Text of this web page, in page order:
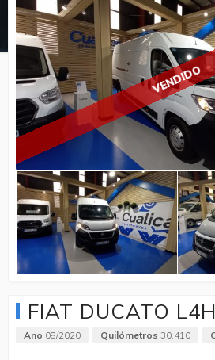
VENDIDO
FIAT DUCATO
Ano 08/2020 Quilómetros 30.410